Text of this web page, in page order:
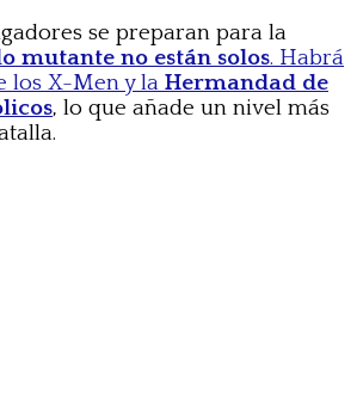
se preparan para la
mutante no están solos. Habrá
los X-Men y la Hermandad de
, lo que añade un nivel más